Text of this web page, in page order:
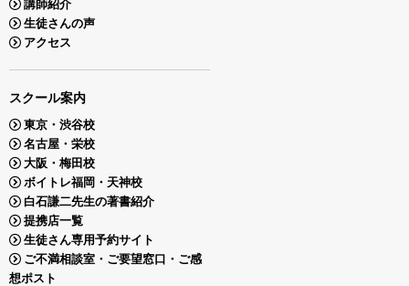
講師紹介
生徒さんの声
アクセス
スクール案内
東京・渋谷校
名古屋・栄校
大阪・梅田校
ボイトレ福岡・天神校
白石謙二先生の著書紹介
提携店一覧
生徒さん専用予約サイト
ご不満相談室・ご要望窓口・ご感
想ポスト